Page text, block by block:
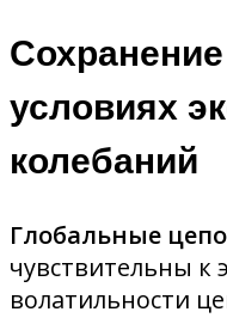
условиях
колебаний
Глобальные
чувствительны к
волатильности